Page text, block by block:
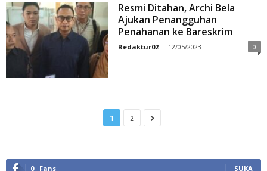
Resmi Ditahan, Archi Bela
Ajukan Penangguhan
Penahanan ke Bareskrim
Redaktur02 - 12/05/2023 0
1 2
0 Fans SUKA